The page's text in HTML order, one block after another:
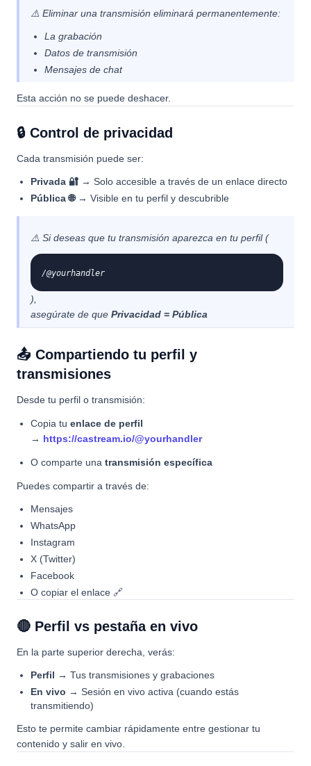
⚠️ Eliminar una transmisión eliminará permanentemente:
La grabación
Datos de transmisión
Mensajes de chat
Esta acción no se puede deshacer.
🔒 Control de privacidad
Cada transmisión puede ser:
Privada 🔐 → Solo accesible a través de un enlace directo
Pública 🌐→ Visible en tu perfil y descubrible
⚠️ Si deseas que tu transmisión aparezca en tu perfil (
/@yourhandler
),
asegúrate de que Privacidad = Pública
📤 Compartiendo tu perfil y
transmisiones
Desde tu perfil o transmisión:
Copia tu enlace de perfil
→ https://castream.io/@yourhandler
O comparte una transmisión específica
Puedes compartir a través de:
Mensajes
WhatsApp
Instagram
X (Twitter)
Facebook
O copiar el enlace 🔗
🔴 Perfil vs pestaña en vivo
En la parte superior derecha, verás:
Perfil → Tus transmisiones y grabaciones
En vivo → Sesión en vivo activa (cuando estás
transmitiendo)
Esto te permite cambiar rápidamente entre gestionar tu
contenido y salir en vivo.